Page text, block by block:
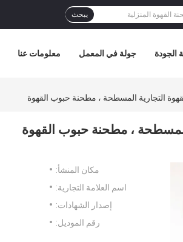
يبحث
معلومات عنا جولة في المعمل الجودة
التجارية المسطحة ، مطحنة حبوب القهوة
، مطحنة حبوب القهوة
مكان المنشأ:
اسم العلامة التجارية:
إصدار الشهادات:
رقم الموديل: